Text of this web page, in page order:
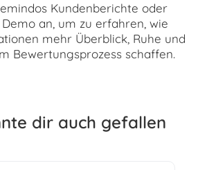
Kundenberichte oder
an, um zu erfahren, wie
mehr Überblick, Ruhe und
Bewertungsprozess schaffen.
dir auch gefallen